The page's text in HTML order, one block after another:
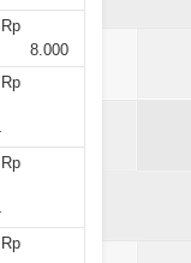
Rp
8.000
Rp
Rp
Rp